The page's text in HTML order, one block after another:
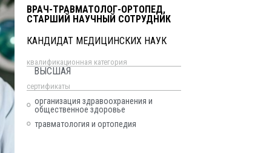
ВРАЧ-ТРАВМАТОЛОГ-ОРТОПЕД,
СТАРШИЙ НАУЧНЫЙ СОТРУДНИК
КАНДИДАТ МЕДИЦИНСКИХ НАУК
квалификационная категория
ВЫСШАЯ
cертификаты
организация здравоохранения и
общественное здоровье
травматология и ортопедия